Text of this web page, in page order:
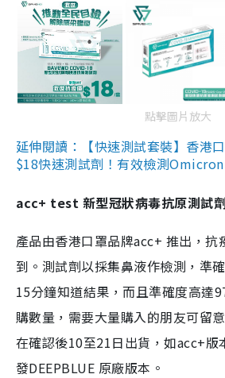
點擊圖片放大
延伸閱讀：【快速測試套裝】香港
$18快速測試劑！有效檢測
acc+ test 新型冠狀病毒抗原測試劑
產品由香港口罩品牌acc+ 推出，抗
到。測試劑以採集鼻液作檢測，準
15分鐘知道結果，而且準確度高達
購數量，需要大量購入的朋友可留
在確認後10至21日出貨，如acc+版
發DEEPBLUE 原廠版本。